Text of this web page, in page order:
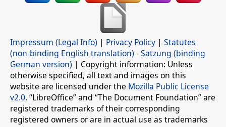
Impressum (Legal Info) | Privacy Policy | Statutes
(non-binding English translation) -Satzung (binding
German version) | Copyright information: Unless
otherwise specified, all text and images on this
website are licensed under the Mozilla Public License
v2.0. “LibreOffice” and “The Document Foundation” are
registered trademarks of their corresponding
registered owners or are in actual use as trademarks